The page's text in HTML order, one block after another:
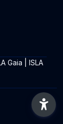
Gaia
ISLA